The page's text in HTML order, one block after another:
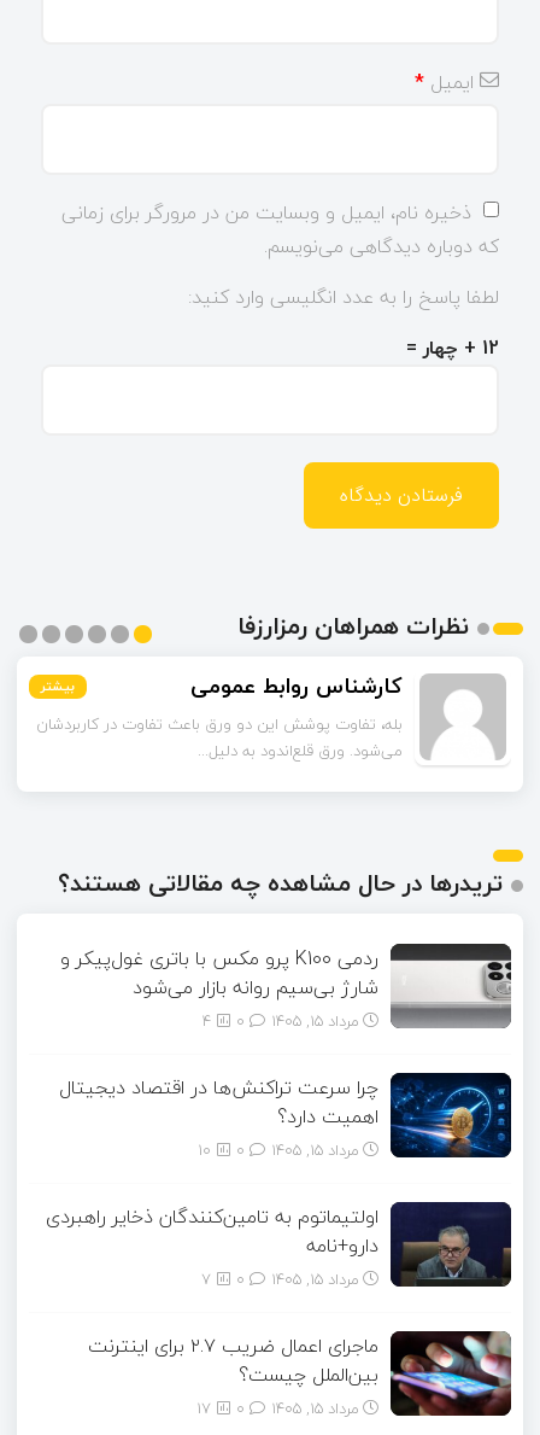
ایمیل *
ذخیره نام، ایمیل و وبسایت من در مرورگر برای زمانی
که دوباره دیدگاهی می‌نویسم.
لطفا پاسخ را به عدد انگلیسی وارد کنید:
12 + چهار =
نظرات همراهان رمزارزفا
کارشناس روابط عمومی بیشتر
بله، تفاوت پوشش این دو ورق باعث تفاوت در کاربردشان
می‌شود. ورق قلع‌اندود به دلیل...
اسماعیل زاده بیشتر
تا قبل از خوندن این مقاله فکر می‌کردم ورق قلع‌اندود
همون ورق گالوانیزه است. تفاو...
بیشتر
بیشتر
بیشتر
بیشتر
تریدرها در حال مشاهده چه مقالاتی هستند؟
ردمی K100 پرو مکس با باتری غول‌پیکر و
شارژ بی‌سیم روانه بازار می‌شود
مرداد ۱۵, ۱۴۰۵ 4
چرا سرعت تراکنش‌ها در اقتصاد دیجیتال
اهمیت دارد؟
مرداد ۱۵, ۱۴۰۵ 10
اولتیماتوم به تامین‌کنندگان ذخایر راهبردی
دارو+نامه
مرداد ۱۵, ۱۴۰۵ 7
ماجرای اعمال ضریب ۲.۷ برای اینترنت
بین‌الملل چیست؟
مرداد ۱۵, ۱۴۰۵ 17